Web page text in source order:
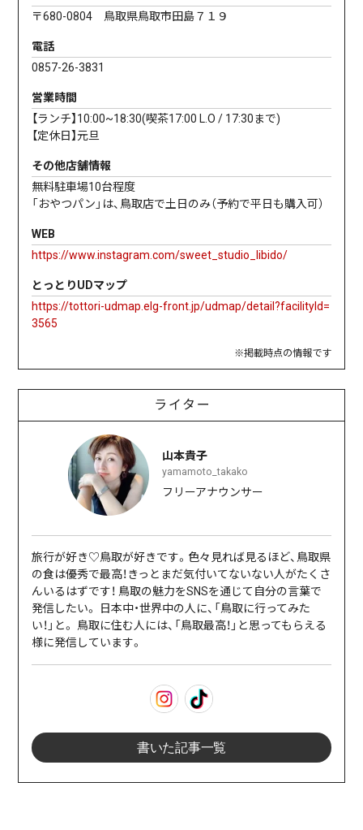
〒680-0804 鳥取県鳥取市田島７１９
電話
0857-26-3831
営業時間
【ランチ】10:00~18:30(喫茶17:00 L.O / 17:30まで)
【定休日】元旦
その他店舗情報
無料駐車場10台程度
「おやつパン」は、鳥取店で土日のみ（予約で平日も購入可）
WEB
https://www.instagram.com/sweet_studio_libido/
とっとりUDマップ
https://tottori-udmap.elg-front.jp/udmap/detail?facilityId=
3565
※掲載時点の情報です
ライター
山本貴子
yamamoto_takako
フリーアナウンサー
旅行が好き♡鳥取が好きです。色々見れば見るほど、鳥取県
の食は優秀で最高！きっとまだ気付いてないない人がたくさ
んいるはずです！ 鳥取の魅力をSNSを通じて自分の言葉で
発信したい。 日本中・世界中の人に、「鳥取に行ってみた
い！」と。 鳥取に住む人には、「鳥取最高！」と思ってもらえる
様に発信しています。
書いた記事一覧